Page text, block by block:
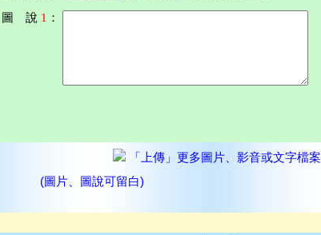
圖 說 1 ：
「上傳」更多圖片、影音或文字檔案
(圖片、圖說可留白)